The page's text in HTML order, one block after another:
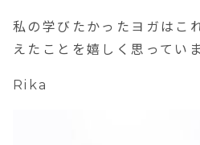
私の学びたかったヨガはこ
えたことを嬉しく思っていま
Rika